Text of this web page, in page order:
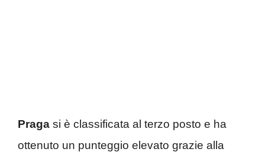
Praga si è classificata al terzo posto e ha
ottenuto un punteggio elevato grazie alla